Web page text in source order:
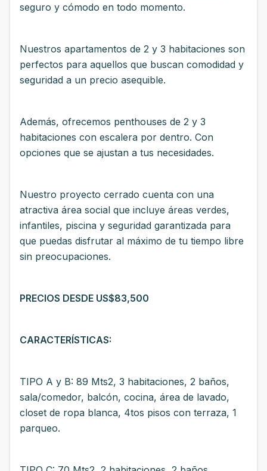
seguro y cómodo en todo momento.
Nuestros apartamentos de 2 y 3 habitaciones son
perfectos para aquellos que buscan comodidad y
seguridad a un precio asequible.
Además, ofrecemos penthouses de 2 y 3
habitaciones con escalera por dentro. Con
opciones que se ajustan a tus necesidades.
Nuestro proyecto cerrado cuenta con una
atractiva área social que incluye áreas verdes,
infantiles, piscina y seguridad garantizada para
que puedas disfrutar al máximo de tu tiempo libre
sin preocupaciones.
PRECIOS DESDE US$83,500
CARACTERÍSTICAS:
TIPO A y B: 89 Mts2, 3 habitaciones, 2 baños,
sala/comedor, balcón, cocina, área de lavado,
closet de ropa blanca, 4tos pisos con terraza, 1
parqueo.